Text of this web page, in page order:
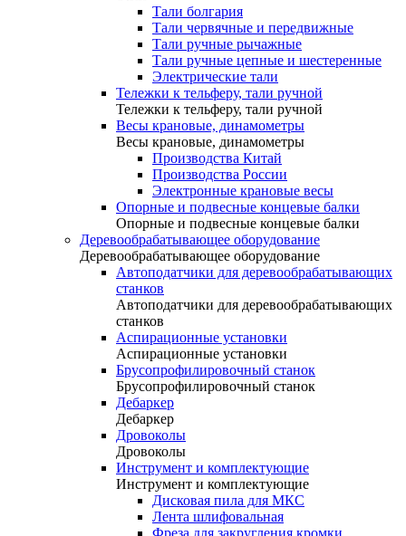
Тали болгария
Тали червячные и передвижные
Тали ручные рычажные
Тали ручные цепные и шестеренные
Электрические тали
Тележки к тельферу, тали ручной
Тележки к тельферу, тали ручной
Весы крановые, динамометры
Весы крановые, динамометры
Производства Китай
Производства России
Электронные крановые весы
Опорные и подвесные концевые балки
Опорные и подвесные концевые балки
Деревообрабатывающее оборудование
Деревообрабатывающее оборудование
Автоподатчики для деревообрабатывающих
станков
Автоподатчики для деревообрабатывающих
станков
Аспирационные установки
Аспирационные установки
Брусопрофилировочный станок
Брусопрофилировочный станок
Дебаркер
Дебаркер
Дровоколы
Дровоколы
Инструмент и комплектующие
Инструмент и комплектующие
Дисковая пила для МКС
Лента шлифовальная
Фреза для закругления кромки